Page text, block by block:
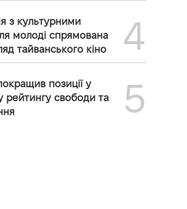
з культурними
молоді спрямована
тайванського кіно
4
позиції у
рейтингу свободи та
5